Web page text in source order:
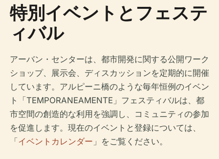
特別イベントとフェステ
ィバル
アーバン・センターは、都市開発に関する公開ワーク
ショップ、展示会、ディスカッションを定期的に開催
しています。アルピーニ橋のような毎年恒例のイベン
ト「TEMPORANEAMENTE」フェスティバルは、都
市空間の創造的な利用を強調し、コミュニティの参加
を促進します。現在のイベントと登録については、
「 イベントカレンダー 」をご覧ください。